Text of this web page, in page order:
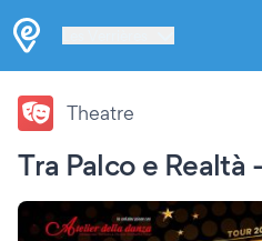
Tra Palco e
Theatre